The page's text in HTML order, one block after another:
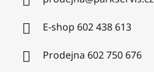
E-shop 602 438 613
Prodejna 602 750 676